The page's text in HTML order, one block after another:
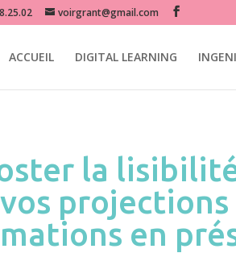
digital learning formation e-
voirgrant@gmail.com
ACCUEIL DIGITAL LEARNING
la
en